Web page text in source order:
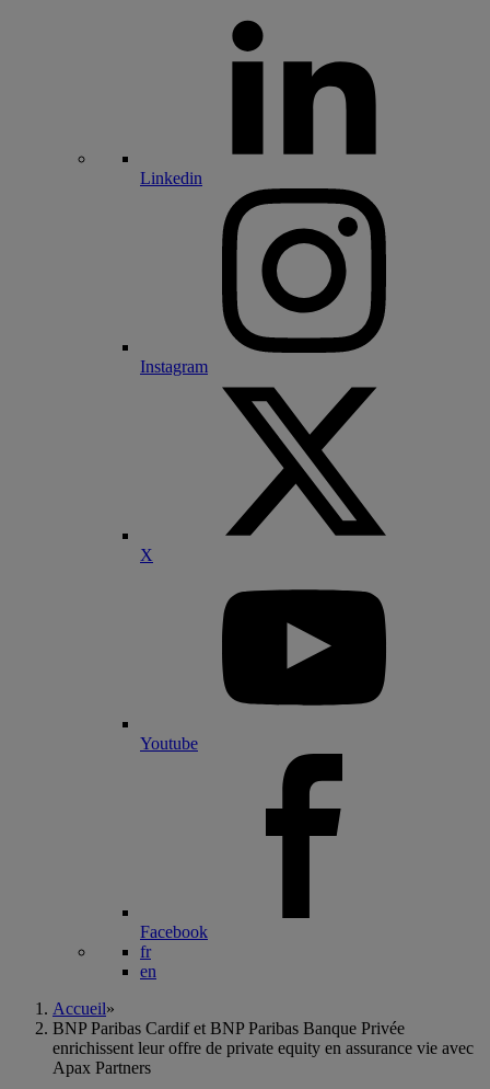
Linkedin
Instagram
X
Youtube
Facebook
fr
en
Accueil»
BNP Paribas Cardif et BNP Paribas Banque Privée
enrichissent leur offre de private equity en assurance vie avec
Apax Partners